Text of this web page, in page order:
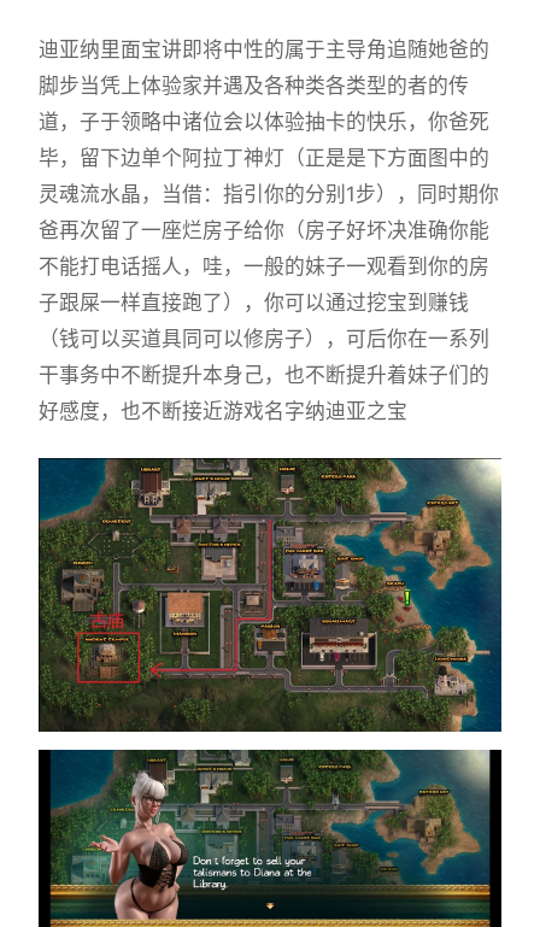
迪亚纳里面宝讲即将中性的属于主导角追随她爸的
脚步当凭上体验家并遇及各种类各类型的者的传
道，子于领略中诸位会以体验抽卡的快乐，你爸死
毕，留下边单个阿拉丁神灯（正是是下方面图中的
灵魂流水晶，当借：指引你的分别1步），同时期你
爸再次留了一座烂房子给你（房子好坏决准确你能
不能打电话摇人，哇，一般的妹子一观看到你的房
子跟屎一样直接跑了），你可以通过挖宝到赚钱
（钱可以买道具同可以修房子），可后你在一系列
干事务中不断提升本身己，也不断提升着妹子们的
好感度，也不断接近游戏名字纳迪亚之宝